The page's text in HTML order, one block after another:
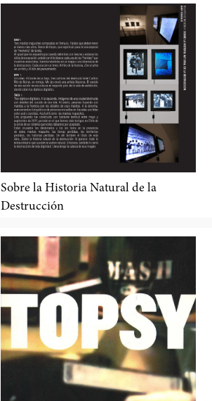
Sobre la Historia Natural de la
Destrucción